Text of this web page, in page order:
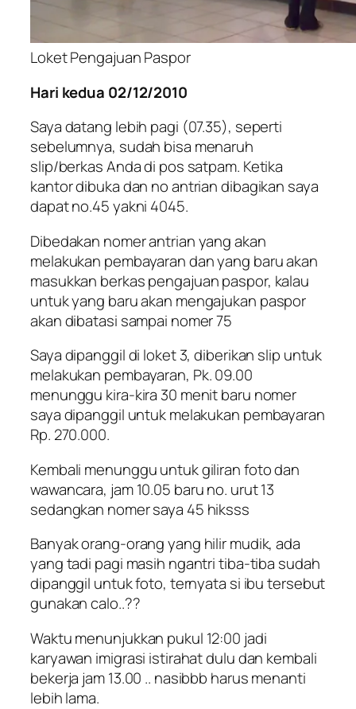
Loket Pengajuan Paspor
Hari kedua 02/12/2010
Saya datang lebih pagi (07.35), seperti
sebelumnya, sudah bisa menaruh
slip/berkas Anda di pos satpam. Ketika
kantor dibuka dan no antrian dibagikan saya
dapat no.45 yakni 4045.
Dibedakan nomer antrian yang akan
melakukan pembayaran dan yang baru akan
masukkan berkas pengajuan paspor, kalau
untuk yang baru akan mengajukan paspor
akan dibatasi sampai nomer 75
Saya dipanggil di loket 3, diberikan slip untuk
melakukan pembayaran, Pk. 09.00
menunggu kira-kira 30 menit baru nomer
saya dipanggil untuk melakukan pembayaran
Rp. 270.000.
Kembali menunggu untuk giliran foto dan
wawancara, jam 10.05 baru no. urut 13
sedangkan nomer saya 45 hiksss
Banyak orang-orang yang hilir mudik, ada
yang tadi pagi masih ngantri tiba-tiba sudah
dipanggil untuk foto, ternyata si ibu tersebut
gunakan calo..??
Waktu menunjukkan pukul 12:00 jadi
karyawan imigrasi istirahat dulu dan kembali
bekerja jam 13.00 .. nasibbb harus menanti
lebih lama.